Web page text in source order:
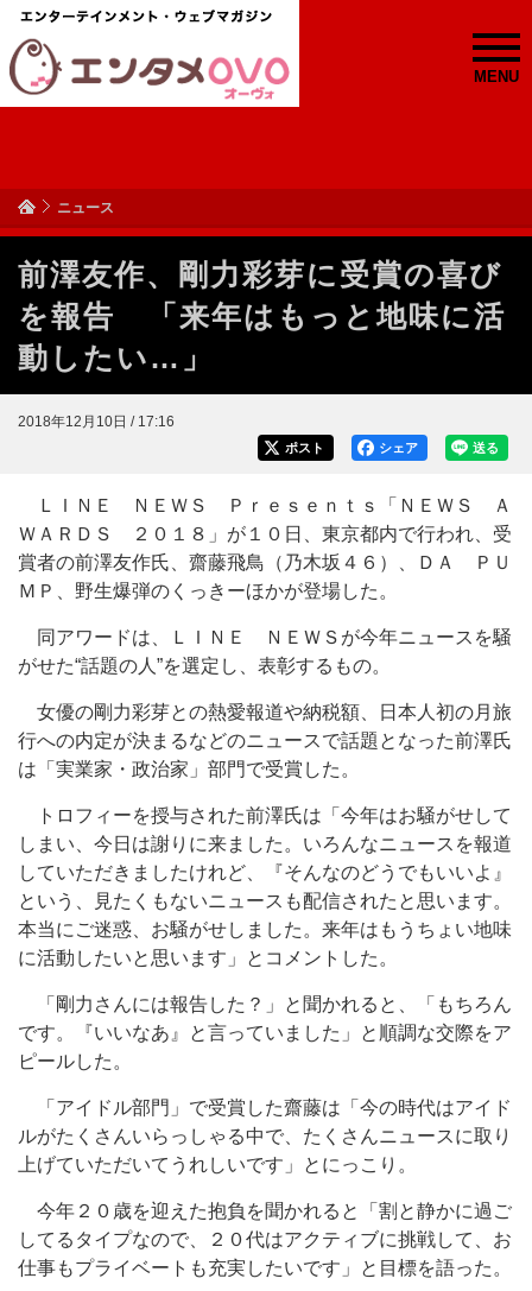
MENU
ニュース
前澤友作、剛力彩芽に受賞の喜び
を報告 「来年はもっと地味に活
動したい…」
2018年12月10日 / 17:16
送る
シェア
ポスト
ＬＩＮＥ ＮＥＷＳ Ｐｒｅｓｅｎｔｓ「ＮＥＷＳ Ａ
ＷＡＲＤＳ ２０１８」が１０日、東京都内で行われ、受
賞者の前澤友作氏、齋藤飛鳥（乃木坂４６）、ＤＡ ＰＵ
ＭＰ、野生爆弾のくっきーほかが登場した。
同アワードは、ＬＩＮＥ ＮＥＷＳが今年ニュースを騒
がせた“話題の人”を選定し、表彰するもの。
女優の剛力彩芽との熱愛報道や納税額、日本人初の月旅
行への内定が決まるなどのニュースで話題となった前澤氏
は「実業家・政治家」部門で受賞した。
トロフィーを授与された前澤氏は「今年はお騒がせして
しまい、今日は謝りに来ました。いろんなニュースを報道
していただきましたけれど、『そんなのどうでもいいよ』
という、見たくもないニュースも配信されたと思います。
本当にご迷惑、お騒がせしました。来年はもうちょい地味
に活動したいと思います」とコメントした。
「剛力さんには報告した？」と聞かれると、「もちろん
です。『いいなあ』と言っていました」と順調な交際をア
ピールした。
「アイドル部門」で受賞した齋藤は「今の時代はアイド
ルがたくさんいらっしゃる中で、たくさんニュースに取り
上げていただいてうれしいです」とにっこり。
今年２０歳を迎えた抱負を聞かれると「割と静かに過ご
してるタイプなので、２０代はアクティブに挑戦して、お
仕事もプライベートも充実したいです」と目標を語った。